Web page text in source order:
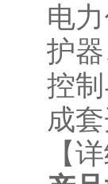
电
护
控
成
【